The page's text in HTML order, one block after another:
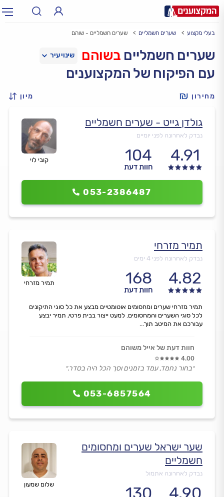
עירעיר: תל אביב, חיפה…
בעלי מקצוע שערים חשמליים שערים חשמליים - שוהם
שערים חשמליים בשוהם
עם הפיקוח של המקצוענים
מחירון מיון
קובי לוי
גולדן גייט - שערים חשמליים
נבדק לאחרונה לפני יומיים
4.91
104
חוות דעת
053-2386487
תמיר מזרחי
תמיר מזרחי
נבדק לאחרונה לפני 4 ימים
4.82
168
חוות דעת
053-6857564
תמיר מזרחי שערים ומחסומים אוטומטיים מבצע את כל סוגי התיקונים
לכל סוגי השערים והמחסומים. למעט ייצור בבית פרטי, תמיר יבצע
עבורכם את המיטב תוך...
חוות דעת של אייל משוהם
4.00
״בחור נחמד, עמד בזמנים וסך הכל היה בסדר.״
שלום שמעון
שער ישראל שערים ומחסומים
חשמליים
נבדק לאחרונה אתמול
4.90
130